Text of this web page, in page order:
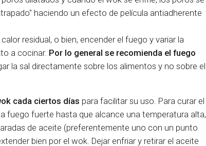
haciendo un efecto de película antiadherente
residual, o bien, encender el fuego y variar la
a cocinar. Por lo general se recomienda el fuego
la sal directamente sobre los alimentos y no sobre el
cada ciertos días para facilitar su uso. Para curar el
fuego fuerte hasta que alcance una temperatura alta,
de aceite (preferentemente uno con un punto
bien por el wok. Dejar enfriar y retirar el aceite